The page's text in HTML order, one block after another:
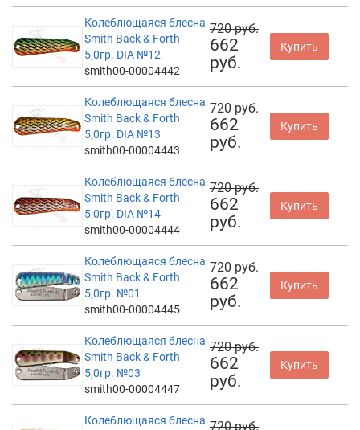
Колеблющаяся блесна
Smith Back & Forth
5,0гр. DIA №12
smith00-00004442
720 руб.
662
руб.
Купить
Колеблющаяся блесна
Smith Back & Forth
5,0гр. DIA №13
smith00-00004443
720 руб.
662
руб.
Купить
Колеблющаяся блесна
Smith Back & Forth
5,0гр. DIA №14
smith00-00004444
720 руб.
662
руб.
Купить
Колеблющаяся блесна
Smith Back & Forth
5,0гр. №01
smith00-00004445
720 руб.
662
руб.
Купить
Колеблющаяся блесна
Smith Back & Forth
5,0гр. №03
smith00-00004447
720 руб.
662
руб.
Купить
Колеблющаяся блесна 720 руб.